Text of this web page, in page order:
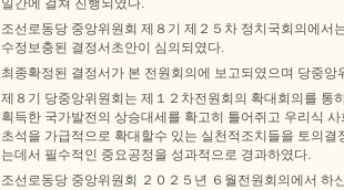
일간에 걸쳐 진행되였다.
조선로동당 중앙위원회 제８기 제２５차 정치국회의에서
수정보충된 결정서초안이 심의되였다.
최종확정된 결정서가 본 전원회의에 보고되였으며 당중
제８기 당중앙위원회는 제１２차전원회의 확대회의를 통
획득한 국가발전의 상승대세를 확고히 틀어쥐고 우리식
초석을 가급적으로 확대할수 있는 실천적조치들을 토의
는데서 필수적인 중요공정을 성과적으로 경과하였다.
조선로동당 중앙위원회 ２０２５년 ６월전원회의에서 하신